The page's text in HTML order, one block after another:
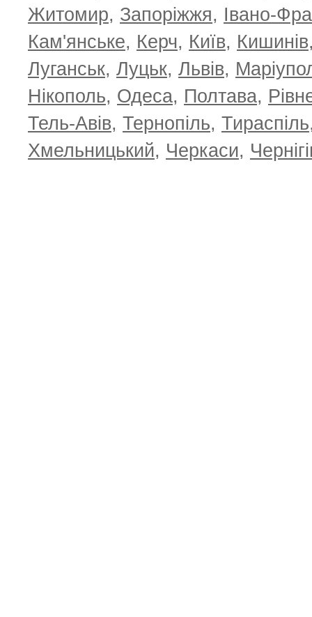
Житомир, Запоріжжя, Івано-
Кам'янське, Керч, Київ, Кишинів
Луганськ, Луцьк, Львів,
Нікополь, Одеса, Полтава,
Тель-Авів, Тернопіль, Тираспіль
Хмельницький, Черкаси,